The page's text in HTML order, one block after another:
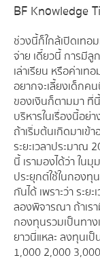
BF Knowledge
ช่วงนี้ก็ใกล้เปิดเทอ
จ่าย เดี๋ยวนี้ การมีลู
เล่าเรียน หรือค่าเ
อยากจะเลี้ยงเด็กค
ของเงินก็ตามมา ที่
บริหารในเรื่องนี้อย่
ถ้าเริ่มต้นเกิดมาเข้
ระยะเวลาประมาณ
นี้ เรามองได้ว่า ใน
ประยุกต์ใช้ในกอง
กันได้ เพราะว่า ระ
ลองพิจารณา ถ้าเรา
กองทุนรวมเป็นทา
ยาวนี่แหละ ลงทุนเป็
1,000 2,000